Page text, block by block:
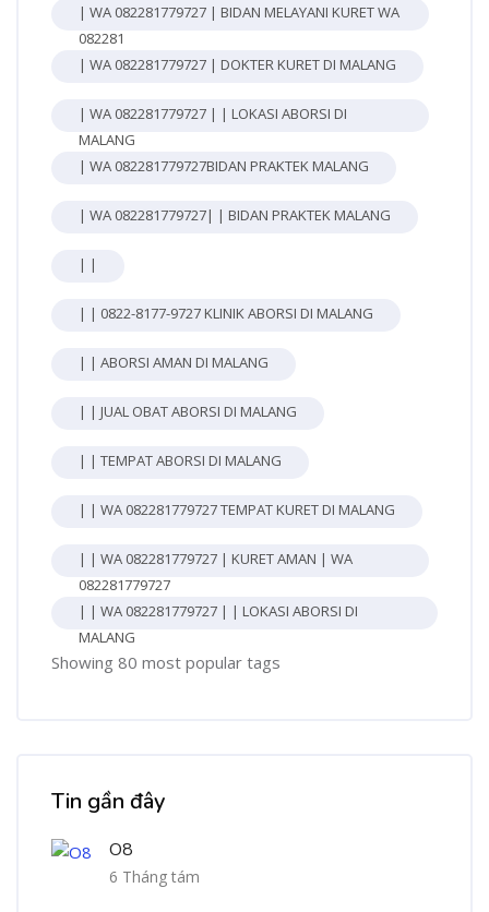
| WA 082281779727 | BIDAN MELAYANI KURET WA
082281
| WA 082281779727 | DOKTER KURET DI MALANG
| WA 082281779727 | | LOKASI ABORSI DI
MALANG
| WA 082281779727BIDAN PRAKTEK MALANG
| WA 082281779727| | BIDAN PRAKTEK MALANG
| |
| | 0822-8177-9727 KLINIK ABORSI DI MALANG
| | ABORSI AMAN DI MALANG
| | JUAL OBAT ABORSI DI MALANG
| | TEMPAT ABORSI DI MALANG
| | WA 082281779727 TEMPAT KURET DI MALANG
| | WA 082281779727 | KURET AMAN | WA
082281779727
| | WA 082281779727 | | LOKASI ABORSI DI
MALANG
Showing 80 most popular tags
Tin gần đây
O8
6 Tháng tám